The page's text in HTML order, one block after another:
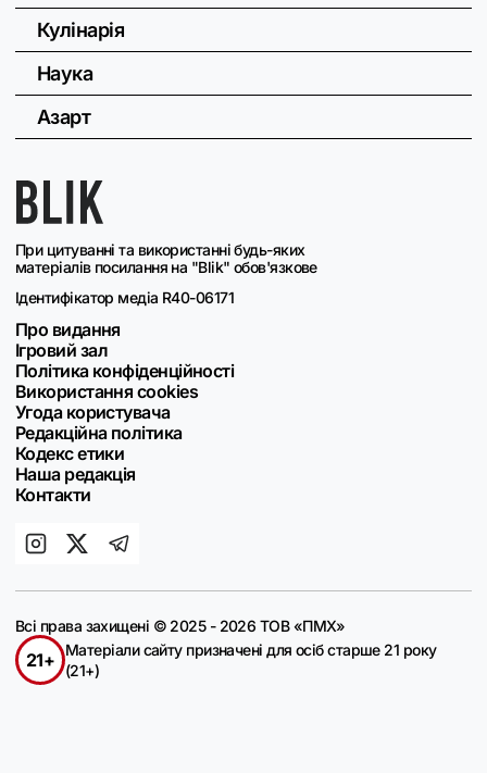
При цитуванні та використанні будь-яких
матеріалів посилання на "Blik" обов'язкове
Ідентифікатор медіа R40-06171
Про видання
Ігровий зал
Політика конфіденційності
Використання cookies
Угода користувача
Редакційна політика
Кодекс етики
Наша редакція
Контакти
Кулінарія
Наука
Азарт
Всі права захищені © 2025 - 2026 ТОВ «ПМХ»
21+
Матеріали сайту призначені для осіб старше 21 року
(21+)